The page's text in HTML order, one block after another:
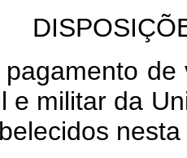
pagamento
e militar da
nesta